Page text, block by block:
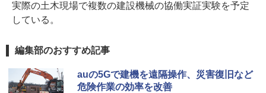
実際の土木現場で複数の建設機械の協働実証実験を予定
している。
編集部のおすすめ記事
auの5Gで建機を遠隔操作、災害復旧など
危険作業の効率を改善